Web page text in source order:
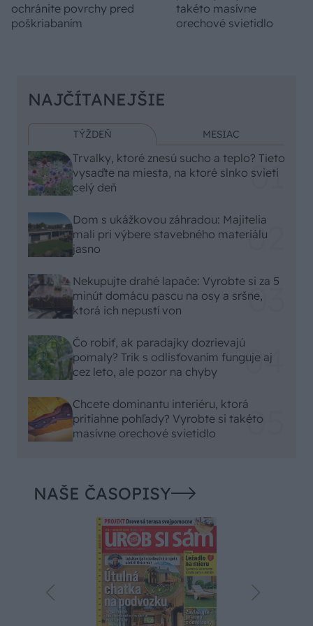
ochránite povrchy pred
poškriabaním
takéto masívne
orechové svietidlo
NAJČÍTANEJŠIE
TÝŽDEŇ MESIAC
Trvalky, ktoré znesú sucho a teplo? Tieto
vysaďte na miesta, na ktoré slnko svieti
celý deň
Dom s ukážkovou záhradou: Majitelia
mali pri výbere stavebného materiálu
jasno
Nekupujte drahé lapače: Vyrobte si za 5
minút domácu pascu na osy a sršne,
ktorá ich nepustí von
Čo robiť, ak paradajky dozrievajú
pomaly? Trik s odlisťovaním funguje aj
cez leto, ale pozor na chyby
Chcete dominantu interiéru, ktorá
pritiahne pohľady? Vyrobte si takéto
masívne orechové svietidlo
NAŠE ČASOPISY